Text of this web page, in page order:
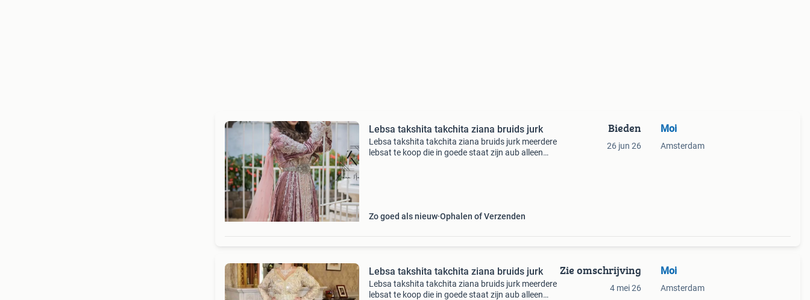
Lebsa takshita takchita ziana bruids jurk
Lebsa takshita takchita ziana bruids jurk meerdere
lebsat te koop die in goede staat zijn aub alleen
Zo goed als nieuw Ophalen of Verzenden
Bieden
26 jun 26
Moi
Amsterdam
Lebsa takshita takchita ziana bruids jurk
Lebsa takshita takchita ziana bruids jurk meerdere
lebsat te koop die in goede staat zijn aub alleen
Zie omschrijving
4 mei 26
Moi
Amsterdam